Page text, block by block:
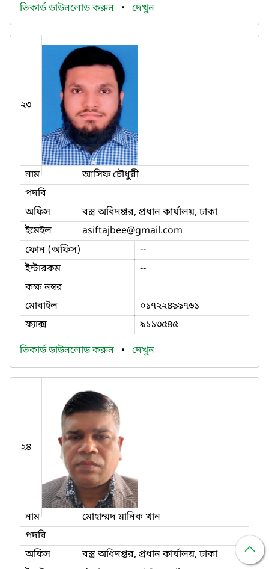
ভিকার্ড ডাউনলোড করুন • দেখুন
২৩
নাম
আসিফ চৌধুরী
পদবি
অফিস
বস্ত্র অধিদপ্তর, প্রধান কার্যালয়, ঢাকা
ইমেইল
asiftajbee@gmail.com
ফোন (অফিস)
--
ইন্টারকম
--
কক্ষ নম্বর
মোবাইল
০১৭২২৪৯৯৭৬১
ফ্যাক্স
৯১১৩৫৪৫
ভিকার্ড ডাউনলোড করুন • দেখুন
২৪
নাম
মোহাম্মদ মানিক খান
পদবি
অফিস
বস্ত্র অধিদপ্তর, প্রধান কার্যালয়, ঢাকা